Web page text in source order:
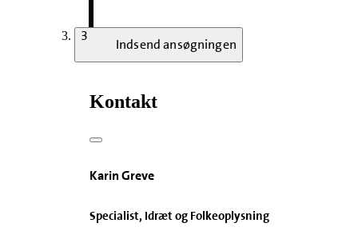
3
Indsend ansøgningen
Kontakt
Karin Greve
Specialist, Idræt og Folkeoplysning